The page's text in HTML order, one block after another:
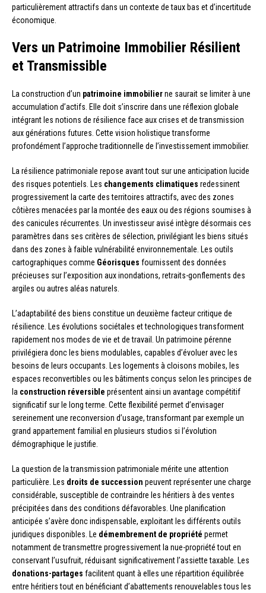
particulièrement attractifs dans un contexte de taux bas et d’incertitude
économique.
Vers un Patrimoine Immobilier Résilient
et Transmissible
La construction d’un patrimoine immobilierne saurait se limiter à une
accumulation d’actifs. Elle doit s’inscrire dans une réflexion globale
intégrant les notions de résilience face aux crises et de transmission
aux générations futures. Cette vision holistique transforme
profondément l’approche traditionnelle de l’investissement immobilier.
La résilience patrimoniale repose avant tout sur une anticipation lucide
des risques potentiels. Les changements climatiques redessinent
progressivement la carte des territoires attractifs, avec des zones
côtières menacées par la montée des eaux ou des régions soumises à
des canicules récurrentes. Un investisseur avisé intègre désormais ces
paramètres dans ses critères de sélection, privilégiant les biens situés
dans des zones à faible vulnérabilité environnementale. Les outils
cartographiques comme Géorisques fournissent des données
précieuses sur l’exposition aux inondations, retraits-gonflements des
argiles ou autres aléas naturels.
L’adaptabilité des biens constitue un deuxième facteur critique de
résilience. Les évolutions sociétales et technologiques transforment
rapidement nos modes de vie et de travail. Un patrimoine pérenne
privilégiera donc les biens modulables, capables d’évoluer avec les
besoins de leurs occupants. Les logements à cloisons mobiles, les
espaces reconvertibles ou les bâtiments conçus selon les principes de
la construction réversible présentent ainsi un avantage compétitif
significatif sur le long terme. Cette flexibilité permet d’envisager
sereinement une reconversion d’usage, transformant par exemple un
grand appartement familial en plusieurs studios si l’évolution
démographique le justifie.
La question de la transmission patrimoniale mérite une attention
particulière. Les droits de succession peuvent représenter une charge
considérable, susceptible de contraindre les héritiers à des ventes
précipitées dans des conditions défavorables. Une planification
anticipée s’avère donc indispensable, exploitant les différents outils
juridiques disponibles. Le démembrement de propriété permet
notamment de transmettre progressivement la nue-propriété tout en
conservant l’usufruit, réduisant significativement l’assiette taxable. Les
donations-partages facilitent quant à elles une répartition équilibrée
entre héritiers tout en bénéficiant d’abattements renouvelables tous les